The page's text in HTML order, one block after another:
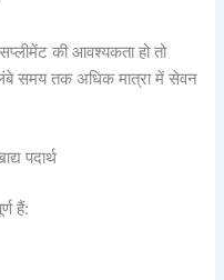
की आवश्यकता हो तो
समय तक अधिक मात्रा में सेवन
पदार्थ
हैं: